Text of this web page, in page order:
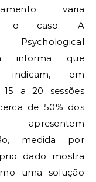
varia
o caso. A
Psychological
informa que
indicam, em
a 20 sessões
de 50% dos
apresentem
medida por
dado mostra
uma solução